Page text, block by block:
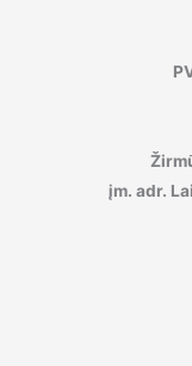
įm. adr.